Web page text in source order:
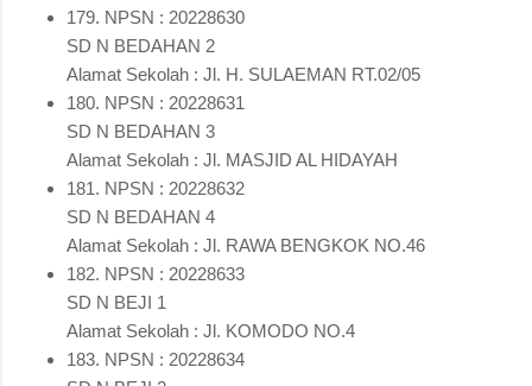
179. NPSN : 20228630
SD N BEDAHAN 2
Alamat Sekolah : Jl. H. SULAEMAN RT.02/05
180. NPSN : 20228631
SD N BEDAHAN 3
Alamat Sekolah : Jl. MASJID AL HIDAYAH
181. NPSN : 20228632
SD N BEDAHAN 4
Alamat Sekolah : Jl. RAWA BENGKOK NO.46
182. NPSN : 20228633
SD N BEJI 1
Alamat Sekolah : Jl. KOMODO NO.4
183. NPSN : 20228634